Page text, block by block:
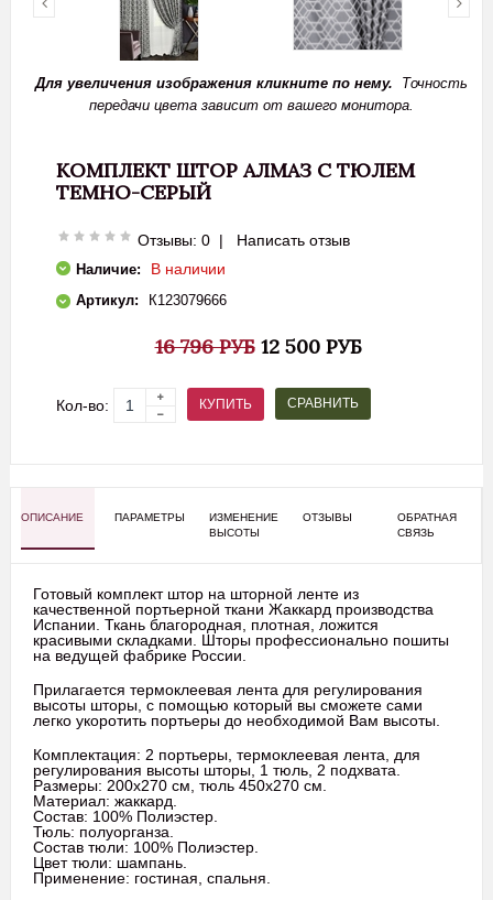
Для увеличения изображения кликните по нему. Точность
передачи цвета зависит от вашего монитора.
КОМПЛЕКТ ШТОР АЛМАЗ С ТЮЛЕМ
ТЕМНО-СЕРЫЙ
Отзывы: 0 | Написать отзыв
Наличие: В наличии
Артикул: К123079666
16 796 РУБ 12 500 РУБ
Кол-во: КУПИТЬ СРАВНИТЬ
ОПИСАНИЕ ПАРАМЕТРЫ
ИЗМЕНЕНИЕ
ВЫСОТЫ
ОТЗЫВЫ
ОБРАТНАЯ
СВЯЗЬ
Готовый комплект штор на шторной ленте из
качественной портьерной ткани Жаккард производства
Испании. Ткань благородная, плотная, ложится
красивыми складками. Шторы профессионально пошиты
на ведущей фабрике России.
Прилагается термоклеевая лента для регулирования
высоты шторы, с помощью который вы сможете сами
легко укоротить портьеры до необходимой Вам высоты.
Комплектация: 2 портьеры, термоклеевая лента, для
регулирования высоты шторы, 1 тюль, 2 подхвата.
Размеры: 200х270 см, тюль 450х270 см.
Материал: жаккард.
Состав: 100% Полиэстер.
Тюль: полуорганза.
Состав тюли: 100% Полиэстер.
Цвет тюли: шампань.
Применение: гостиная, спальня.